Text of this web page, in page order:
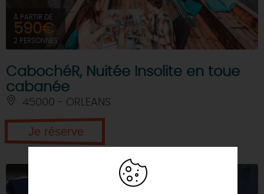
À PARTIR DE
590€
2 PERSONNES
CabochéR, Nuitée Insolite en toue
cabanée
45000 - ORLEANS
Je réserve